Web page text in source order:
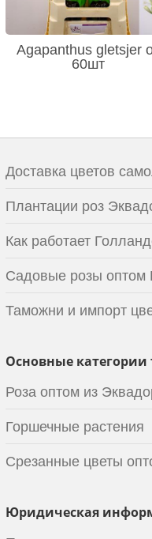
Agapanthus gletsjer
60шт
Доставка цветов
Плантации роз
Как работает
Садовые розы оптом
Таможни и импорт
Основные категории
Роза оптом из
Горшечные растения
Срезанные цветы
Юридическая